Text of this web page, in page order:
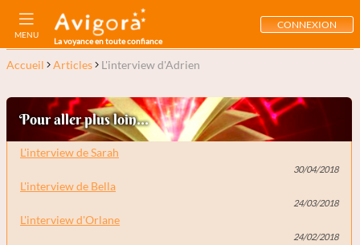
MENU
La voyance en toute confiance
CONNEXION
Accueil Articles L'interview d'Adrien
Pour aller plus loin...
L'interview de Sarah
30/04/2018
L'interview de Bella
24/03/2018
L'interview d'Orlane
24/02/2018